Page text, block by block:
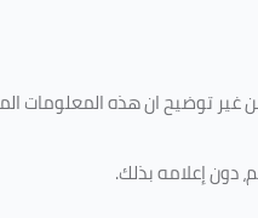
غير توضيح ان هذه المعلومات
دون إعلامه بذلك.